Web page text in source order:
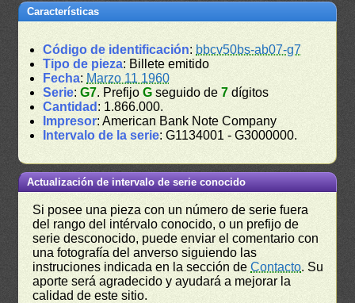
Características
Código de identificación: bbcv50bs-ab07-g7
Tipo de pieza: Billete emitido
Fecha: Marzo 11 1960
Serie:G7. PrefijoG seguido de7 dígitos
Cantidad : 1.866.000.
Impresor: American Bank Note Company
Intervalo de la serie: G1134001 - G3000000.
Actualización de intervalo de serie conocido
Si posee una pieza con un número de serie fuera
del rango del intérvalo conocido, o un prefijo de
serie desconocido, puede enviar el comentario con
una fotografía del anverso siguiendo las
instruciones indicada en la sección deContacto. Su
aporte será agradecido y ayudará a mejorar la
calidad de este sitio.